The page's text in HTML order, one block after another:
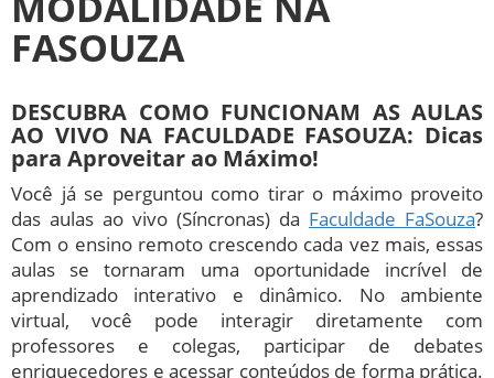
FASOUZA
DESCUBRA COMO FUNCIONAM AS AULAS
AO VIVO NA FACULDADE FASOUZA: Dicas
para Aproveitar ao Máximo!
Você já se perguntou como tirar o máximo proveito
das aulas ao vivo (Síncronas) da Faculdade FaSouza?
Com o ensino remoto crescendo cada vez mais, essas
aulas se tornaram uma oportunidade incrível de
aprendizado interativo e dinâmico. No ambiente
virtual, você pode interagir diretamente com
professores e colegas, participar de debates
enriquecedores e acessar conteúdos de forma prática.